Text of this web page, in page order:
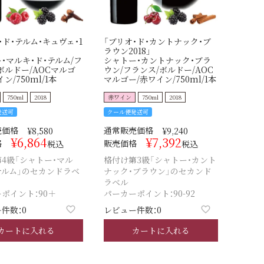
ド・テルム・キュヴェ・1
マルキ・ド・テルム/フ
ルドー/AOCマルゴ
ン/750ml/1本
750ml
2018
送可
格 ¥8,580
¥6,864税込
級「シャトー・マル
ルム」のセカンドラベ
イント：90＋
数：0
ートに入れる
「ブリオ・ド・カントナック・ブ
ラウン2018」
シャトー・カントナック・ブラ
ウン/フランス/ボルドー/AOC
マルゴー/赤ワイン/750ml/1本
赤ワイン 750ml
2018
クール便発送可
通常販売価格 ¥9,240
販売価格
¥7,392税込
格付け第3級「シャトー・カント
ナック・ブラウン」のセカンド
ラベル
パーカーポイント：90-92
レビュー件数：0
カートに入れる